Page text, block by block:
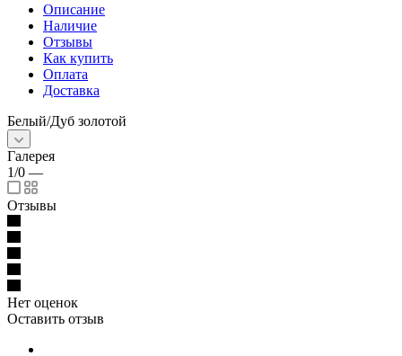
Описание
Наличие
Отзывы
Как купить
Оплата
Доставка
Белый/Дуб золотой
Галерея
1/0 —
Отзывы
Нет оценок
Оставить отзыв